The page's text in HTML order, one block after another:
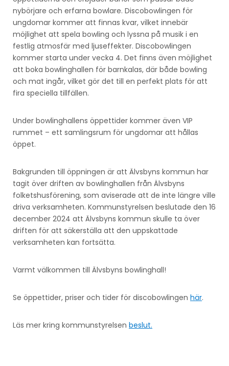
nybörjare och erfarna bowlare. Discobowlingen för
ungdomar kommer att finnas kvar, vilket innebär
möjlighet att spela bowling och lyssna på musik i en
festlig atmosfär med ljuseffekter. Discobowlingen
kommer starta under vecka 4. Det finns även möjlighet
att boka bowlinghallen för barnkalas, där både bowling
och mat ingår, vilket gör det till en perfekt plats för att
fira speciella tillfällen.
Under bowlinghallens öppettider kommer även VIP
rummet – ett samlingsrum för ungdomar att hållas
öppet.
Bakgrunden till öppningen är att Älvsbyns kommun har
tagit över driften av bowlinghallen från Älvsbyns
folketshusförening, som aviserade att de inte längre ville
driva verksamheten. Kommunstyrelsen beslutade den 16
december 2024 att Älvsbyns kommun skulle ta över
driften för att säkerställa att den uppskattade
verksamheten kan fortsätta.
Varmt välkommen till Älvsbyns bowlinghall!
Se öppettider, priser och tider för discobowlingen här.
Läs mer kring kommunstyrelsen beslut.